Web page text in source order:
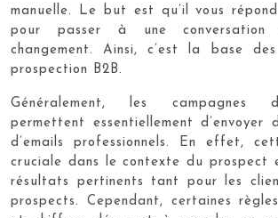
manuelle. Le but est qu’il vous
pour passer à une
changement. Ainsi, c’est la base
prospection B2B.
Généralement, les campagnes
permettent essentiellement d’envoyer
d’emails professionnels. En effet,
cruciale dans le contexte du prospect
résultats pertinents tant pour les
prospects. Cependant, certaines